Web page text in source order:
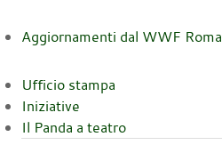
Aggiornamenti dal WWF Roma
Ufficio stampa
Iniziative
Il Panda a teatro